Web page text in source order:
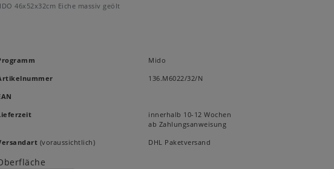
46x52x32cm Eiche massiv geölt
Mido
136.M6022/32/N
innerhalb 10-12 Wochen
ab Zahlungsanweisung
(voraussichtlich) DHL Paketversand